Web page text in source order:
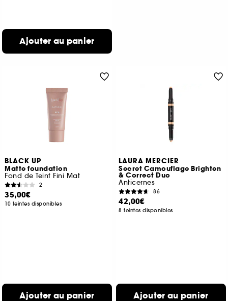
Ajouter au panier
BLACK UP
Matte foundation
Fond de Teint Fini Mat
2
35,00€
10 teintes disponibles
Ajouter au panier
LAURA MERCIER
Secret Camouflage Brighten
& Correct Duo
Anticernes
86
42,00€
8 teintes disponibles
Ajouter au panier